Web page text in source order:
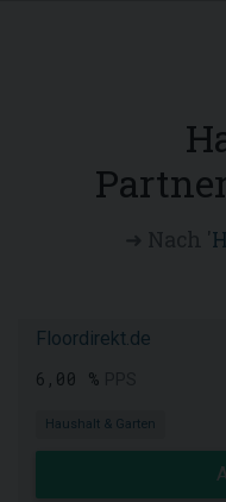
Floordirekt.de
6,00 %
Haushalt & Garten